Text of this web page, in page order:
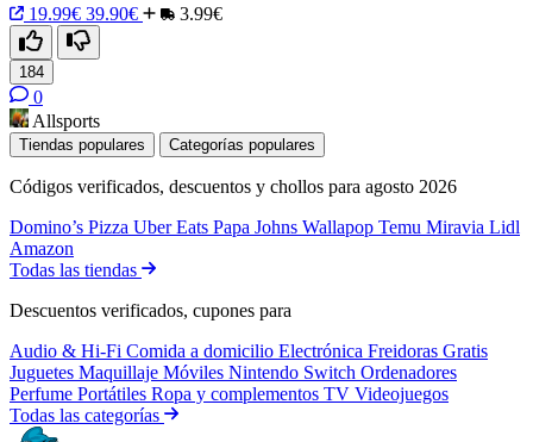
19.99€ 39.90€ 3.99€
184
0
Allsports
Tiendas populares Categorías populares
Códigos verificados, descuentos y chollos para agosto 2026
Domino’s Pizza Uber Eats Papa Johns Wallapop Temu Miravia Lidl
Amazon
Todas las tiendas
Descuentos verificados, cupones para
Audio & Hi-Fi Comida a domicilio Electrónica Freidoras Gratis
Juguetes Maquillaje Móviles Nintendo Switch Ordenadores
Perfume Portátiles Ropa y complementos TV Videojuegos
Todas las categorías